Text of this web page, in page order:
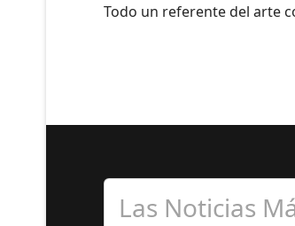
Todo un referente del arte
Las Noticias